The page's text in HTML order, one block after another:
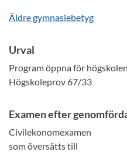
Äldre gymnasiebetyg
Urval
Program öppna för
Högskoleprov 67/33
Examen efter
Civilekonomexamen
som översätts till